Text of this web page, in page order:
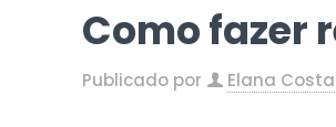
Como fazer
Publicado por Elana